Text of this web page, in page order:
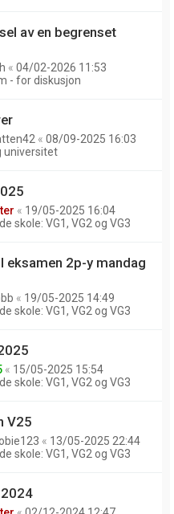
av en begrenset
« 04/02-2026 11:53
- for diskusjon
« 08/09-2025 16:03
universitet
« 19/05-2025 16:04
skole: VG1, VG2 og VG3
eksamen 2p-y mandag
« 19/05-2025 14:49
skole: VG1, VG2 og VG3
« 15/05-2025 15:54
skole: VG1, VG2 og VG3
V25
« 13/05-2025 22:44
skole: VG1, VG2 og VG3